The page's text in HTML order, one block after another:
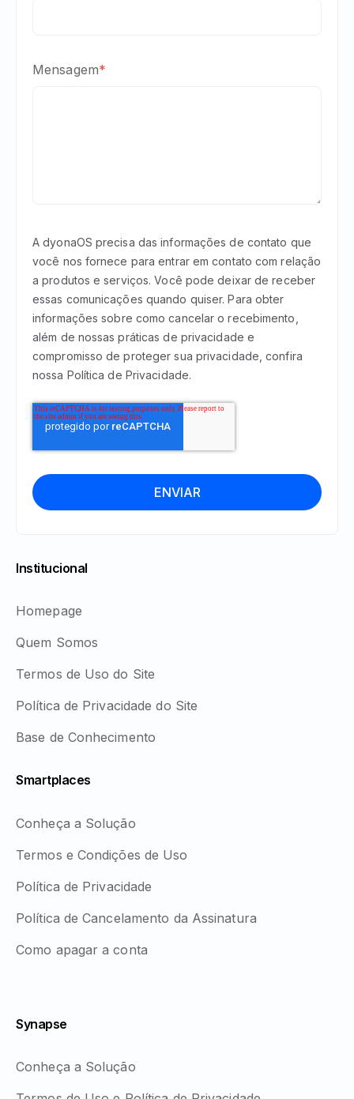
Mensagem*
A dyonaOS precisa das informações de contato que
você nos fornece para entrar em contato com relação
a produtos e serviços. Você pode deixar de receber
essas comunicações quando quiser. Para obter
informações sobre como cancelar o recebimento,
além de nossas práticas de privacidade e
compromisso de proteger sua privacidade, confira
nossa Política de Privacidade.
Institucional
Homepage
Quem Somos
Termos de Uso do Site
Política de Privacidade do Site
Base de Conhecimento
Smartplaces
Conheça a Solução
Termos e Condições de Uso
Política de Privacidade
Política de Cancelamento da Assinatura
Como apagar a conta
Synapse
Conheça a Solução